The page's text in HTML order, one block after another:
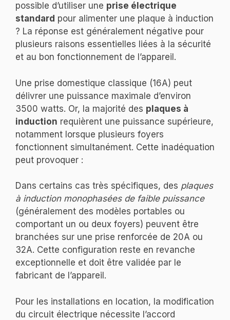
possible d’utiliser une prise électrique
standard pour alimenter une plaque à induction
? La réponse est généralement négative pour
plusieurs raisons essentielles liées à la sécurité
et au bon fonctionnement de l’appareil.
Une prise domestique classique (16A) peut
délivrer une puissance maximale d’environ
3500 watts. Or, la majorité des plaques à
induction requièrent une puissance supérieure,
notamment lorsque plusieurs foyers
fonctionnent simultanément. Cette inadéquation
peut provoquer :
Dans certains cas très spécifiques, des plaques
à induction monophasées de faible puissance
(généralement des modèles portables ou
comportant un ou deux foyers) peuvent être
branchées sur une prise renforcée de 20A ou
32A. Cette configuration reste en revanche
exceptionnelle et doit être validée par le
fabricant de l’appareil.
Pour les installations en location, la modification
du circuit électrique nécessite l’accord